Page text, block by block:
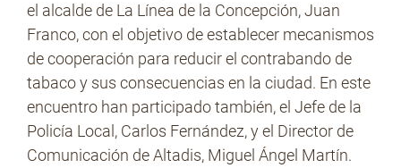
People and Culture
No Contrabando
Prensa
el alcalde de La Línea de la Concepción, Juan
Franco, con el objetivo de establecer mecanismos
de cooperación para reducir el contrabando de
tabaco y sus consecuencias en la ciudad. En este
encuentro han participado también, el Jefe de la
Policía Local, Carlos Fernández, y el Director de
Comunicación de Altadis, Miguel Ángel Martín.